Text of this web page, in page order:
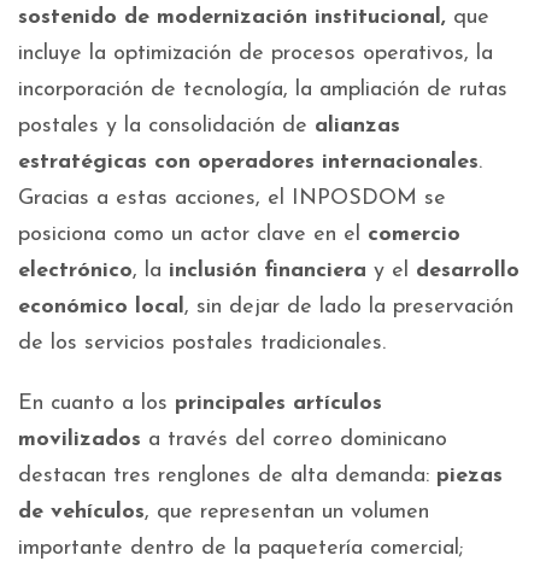
sostenido de modernización institucional, que
incluye la optimización de procesos operativos, la
incorporación de tecnología, la ampliación de rutas
postales y la consolidación de alianzas
estratégicas con operadores internacionales.
Gracias a estas acciones, el INPOSDOM se
posiciona como un actor clave en el comercio
electrónico, la inclusión financiera y el desarrollo
económico local, sin dejar de lado la preservación
de los servicios postales tradicionales.
En cuanto a los principales artículos
movilizados a través del correo dominicano
destacan tres renglones de alta demanda: piezas
de vehículos, que representan un volumen
importante dentro de la paquetería comercial;